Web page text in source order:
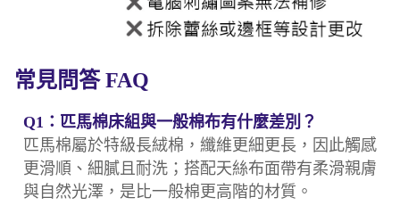
常見問答 FAQ
Q1：匹馬棉床組與一般棉布有什麼差別？
匹馬棉屬於特級長絨棉，纖維更細更長，因此觸感
更滑順、細膩且耐洗；搭配天絲布面帶有柔滑親膚
與自然光澤，是比一般棉更高階的材質。